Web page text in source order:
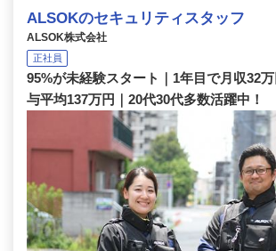
ALSOKのセキュリティスタッフ
ALSOK株式会社
正社員
95%が未経験スタート｜1年目で月収32
与平均137万円｜20代30代多数活躍中！